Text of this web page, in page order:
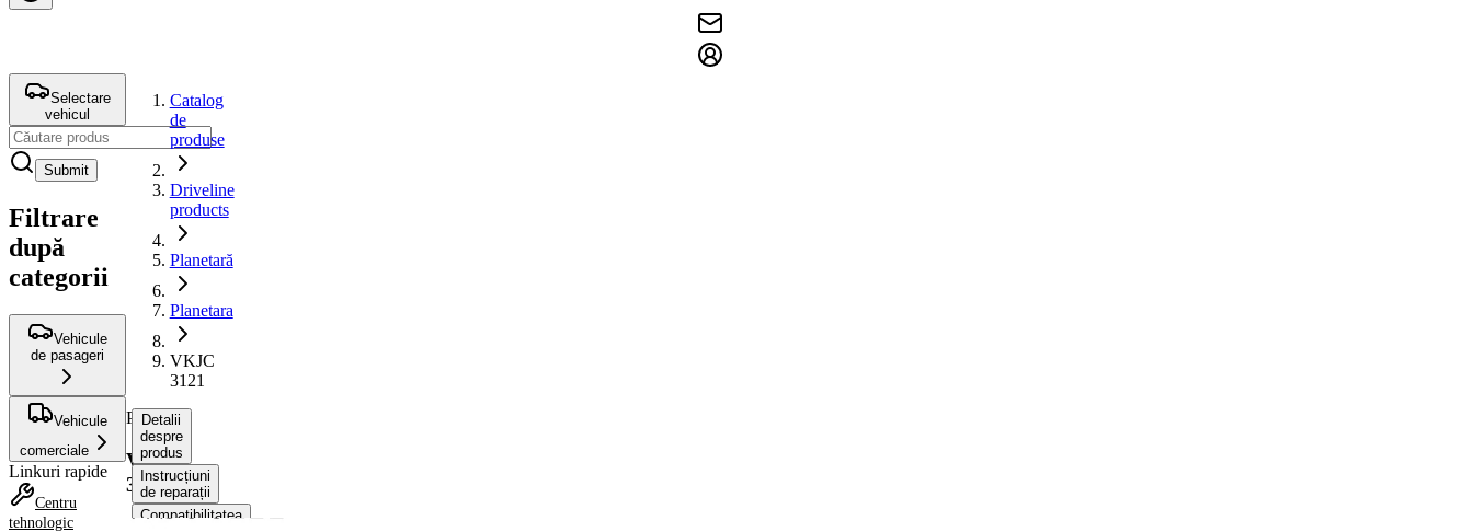
Selectare
vehicul
Submit
Filtrare
după
categorii
Vehicule
de pasageri
Vehicule
comerciale
Linkuri rapide
Centru
tehnologic
Catalog
de
produse
Driveline
products
Planetară
Planetara
VKJC
3121
Planetara
VKJC
3121
Detalii
despre
produs
Instrucțiuni
de reparații
Compatibilitatea